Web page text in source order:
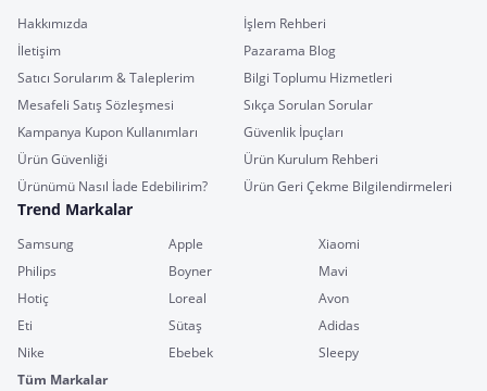
Hakkımızda
İşlem Rehberi
İletişim
Pazarama Blog
Satıcı Sorularım & Taleplerim
Bilgi Toplumu Hizmetleri
Mesafeli Satış Sözleşmesi
Sıkça Sorulan Sorular
Kampanya Kupon Kullanımları
Güvenlik İpuçları
Ürün Güvenliği
Ürün Kurulum Rehberi
Ürünümü Nasıl İade Edebilirim?
Ürün Geri Çekme Bilgilendirmeleri
Trend Markalar
Samsung Apple
Xiaomi
Philips
Boyner
Mavi
Hotiç
Loreal
Avon
Eti
Sütaş
Adidas
Nike
Ebebek
Sleepy
Tüm Markalar